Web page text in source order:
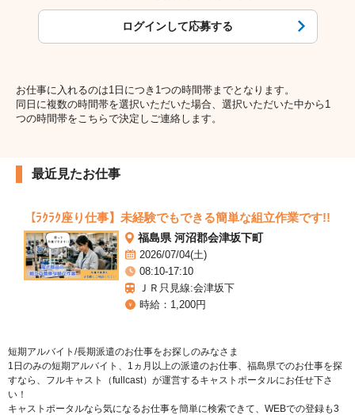
ログインして応募する
お仕事に入れるのは1日につき1つの時間帯までとなります。
同日に複数の時間帯を選択いただいた場合、選択いただいた中から1
つの時間帯をこちらで決定しご連絡します。
最近見たお仕事
【ﾗｸﾗｸ座り仕事】未経験でもできる簡単な組立作業です!!
福島県 河沼郡会津坂下町
2026/07/04(土)
08:10-17:10
ＪＲ只見線:会津坂下
時給：1,200円
短期アルバイト/長期派遣のお仕事をお探しのみなさま
1日のみの短期アルバイト、1ヵ月以上の派遣のお仕事、福島県でのお仕事を探
すなら、フルキャスト（fullcast）が運営するキャストポータルにお任せ下さ
い！
キャストポータルなら気になるお仕事を簡単に検索できて、WEBでの登録も3